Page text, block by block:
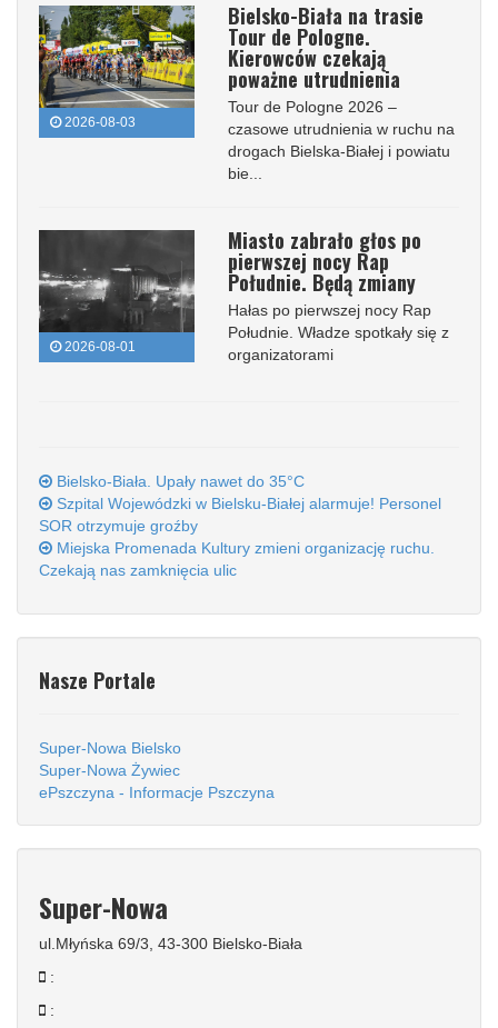
2026-08-03
Bielsko-Biała na trasie
Tour de Pologne.
Kierowców czekają
poważne utrudnienia
Tour de Pologne 2026 –
czasowe utrudnienia w ruchu na
drogach Bielska-Białej i powiatu
bie...
2026-08-01
Miasto zabrało głos po
pierwszej nocy Rap
Południe. Będą zmiany
Hałas po pierwszej nocy Rap
Południe. Władze spotkały się z
organizatorami
Bielsko-Biała. Upały nawet do 35°C
Szpital Wojewódzki w Bielsku-Białej alarmuje! Personel
SOR otrzymuje groźby
Miejska Promenada Kultury zmieni organizację ruchu.
Czekają nas zamknięcia ulic
Nasze Portale
Super-Nowa Bielsko
Super-Nowa Żywiec
ePszczyna - Informacje Pszczyna
Super-Nowa
ul.Młyńska 69/3, 43-300 Bielsko-Biała
:
: